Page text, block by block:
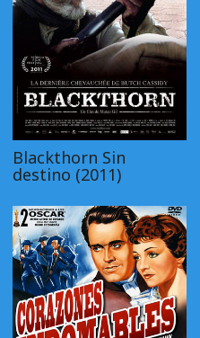
Blackthorn Sin
destino (2011)